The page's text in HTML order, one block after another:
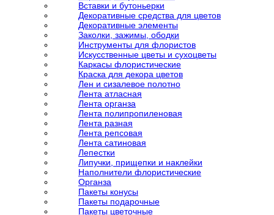
Вставки и бутоньерки
Декоративные средства для цветов
Декоративные элементы
Заколки, зажимы, ободки
Инструменты для флористов
Искусственные цветы и сухоцветы
Каркасы флористические
Краска для декора цветов
Лен и сизалевое полотно
Лента атласная
Лента органза
Лента полипропиленовая
Лента разная
Лента репсовая
Лента сатиновая
Лепестки
Липучки, прищепки и наклейки
Наполнители флористические
Органза
Пакеты конусы
Пакеты подарочные
Пакеты цветочные